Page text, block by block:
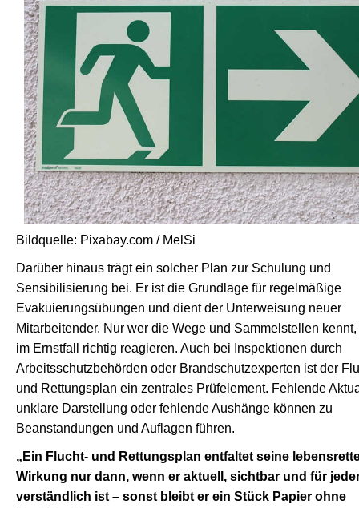
Bildquelle: Pixabay.com / MelSi
Darüber hinaus trägt ein solcher Plan zur Schulung und
Sensibilisierung bei. Er ist die Grundlage für regelmäßige
Evakuierungsübungen und dient der Unterweisung neuer
Mitarbeitender. Nur wer die Wege und Sammelstellen
im Ernstfall richtig reagieren. Auch bei Inspektionen durch
Arbeitsschutzbehörden oder Brandschutzexperten ist der
und Rettungsplan ein zentrales Prüfelement. Fehlende
unklare Darstellung oder fehlende Aushänge können zu
Beanstandungen und Auflagen führen.
„Ein Flucht- und Rettungsplan entfaltet seine
Wirkung nur dann, wenn er aktuell, sichtbar und für
verständlich ist – sonst bleibt er ein Stück Papier ohne